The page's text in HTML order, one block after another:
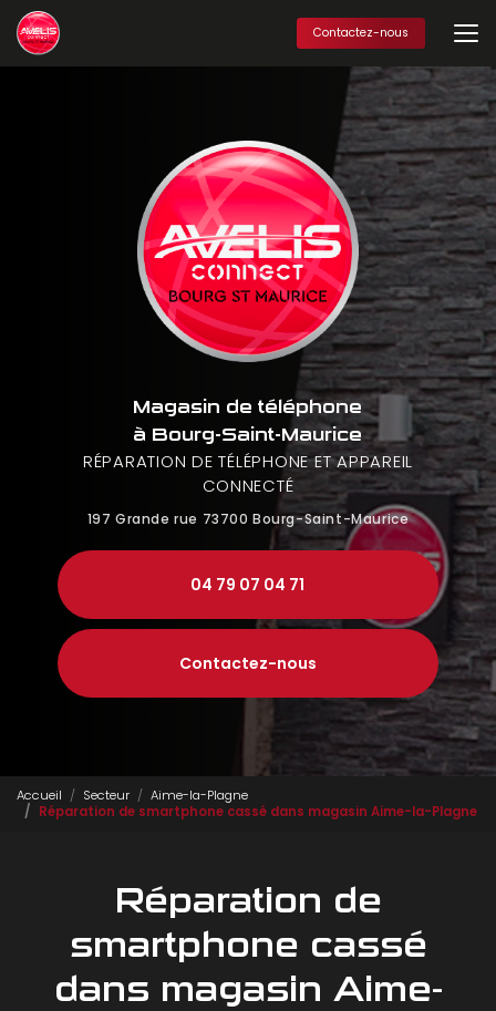
Aller
au
contenu
principal
Contactez-nous
Magasin de téléphone
à Bourg-Saint-Maurice
RÉPARATION DE TÉLÉPHONE ET APPAREIL
CONNECTÉ
197 Grande rue 73700 Bourg-Saint-Maurice
04 79 07 04 71
Contactez-nous
Accueil Secteur
Aime-la-Plagne
Réparation de smartphone cassé dans magasin Aime-la-Plagne
Réparation de
smartphone cassé
dans magasin Aime-